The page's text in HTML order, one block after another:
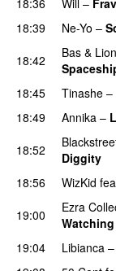
18:39
Ne-Yo –
18:42
Bas &
18:45
Tinashe –
18:49
Annika –
18:52
Diggity
18:56
WizKid
19:00
Ezra
19:04 Libianca –